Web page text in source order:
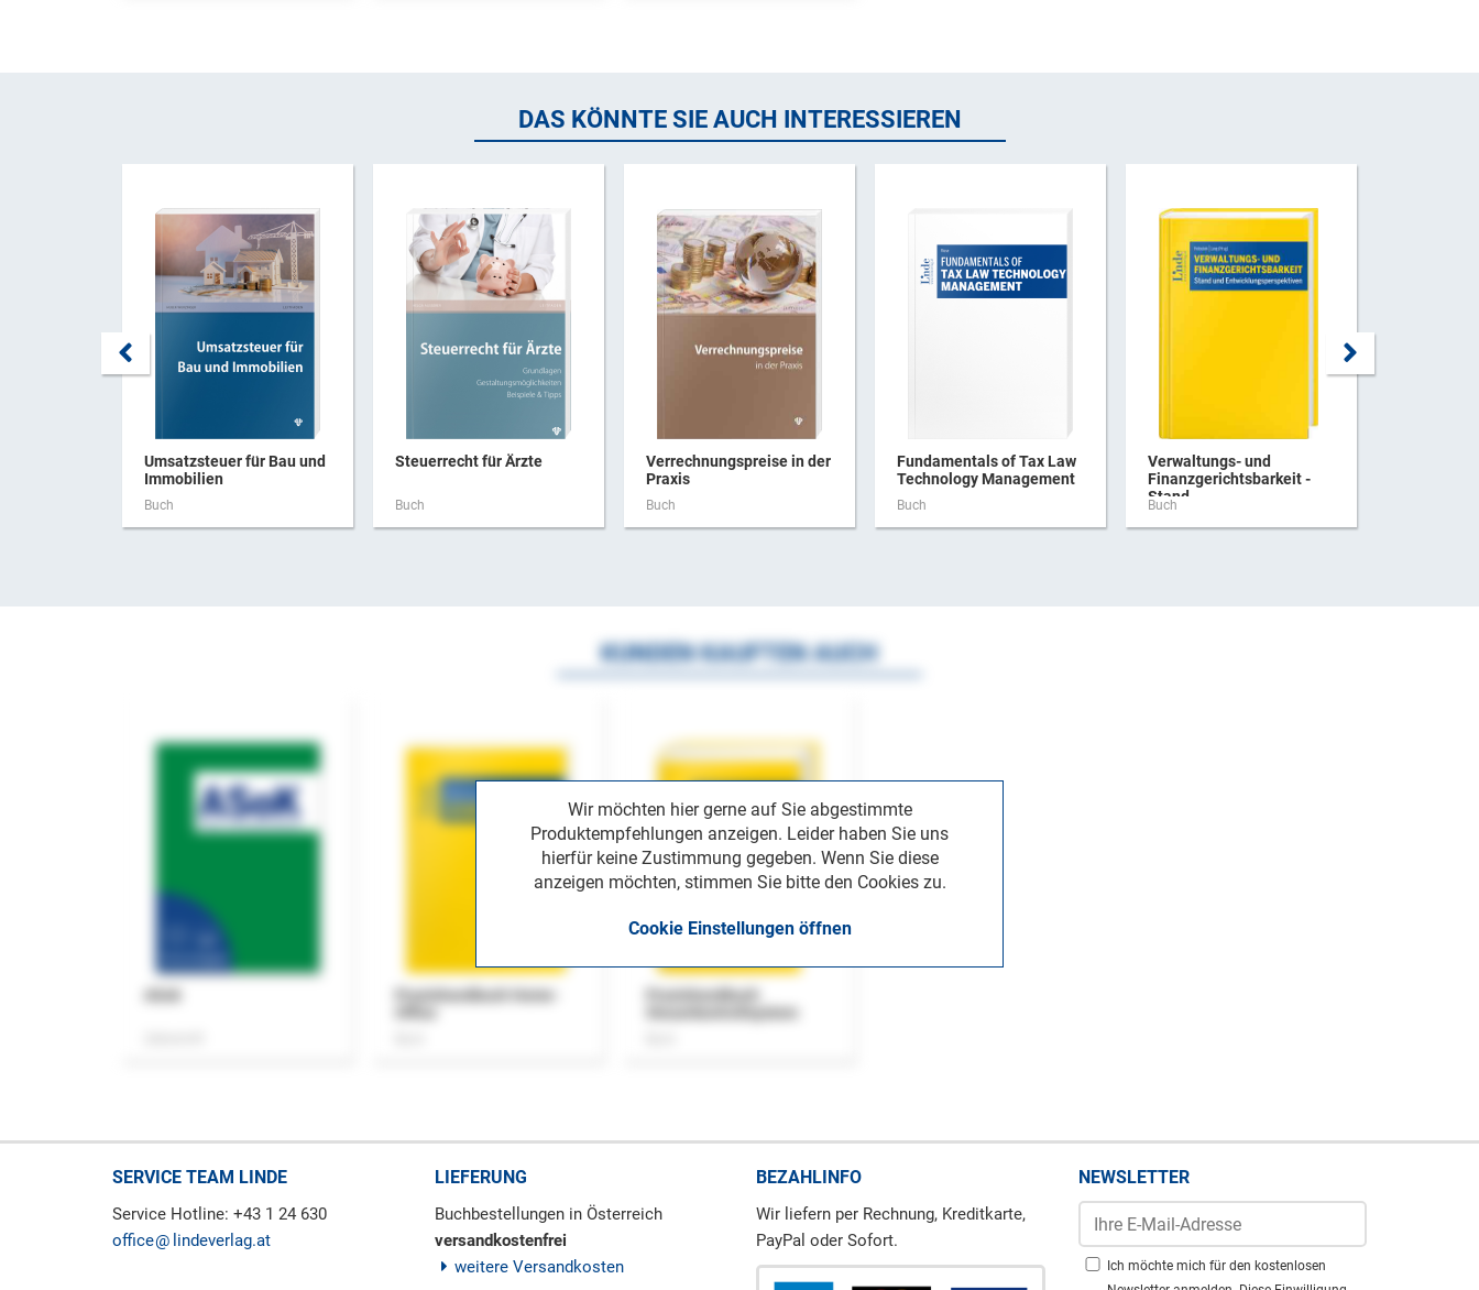
DAS KÖNNTE SIE AUCH INTERESSIEREN
Umsatzsteuer für Bau und
Immobilien
Buch
Steuerrecht für Ärzte
Buch
Verrechnungspreise in der
Praxis
Buch
Fundamentals of Tax Law
Technology Management
Buch
Verwaltungs- und
Finanzgerichtsbarkeit -
Stand ...
Buch
Wir möchten hier gerne auf Sie abgestimmte
Produktempfehlungen anzeigen. Leider haben Sie uns
hierfür keine Zustimmung gegeben. Wenn Sie diese
anzeigen möchten, stimmen Sie bitte den Cookies zu.
Cookie Einstellungen öffnen
KUNDEN KAUFTEN AUCH
Praxishandbuch Home-
Praxishandbuch
SERVICE TEAM LINDE
Service Hotline: +43 1 24 630
office
lindeverlag.at
LIEFERUNG
Buchbestellungen in Österreich
versandkostenfrei
weitere Versandkosten
BEZAHLINFO
Wir liefern per Rechnung, Kreditkarte,
PayPal oder Sofort.
NEWSLETTER
Ich möchte mich für den kostenlosen